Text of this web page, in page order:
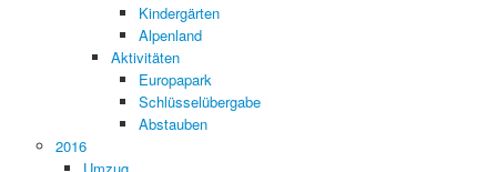
Kindergärten
Alpenland
Aktivitäten
Europapark
Schlüsselübergabe
Abstauben
2016